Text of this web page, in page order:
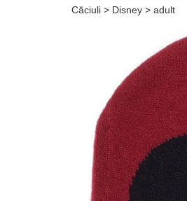
Căciuli > Disney > adult